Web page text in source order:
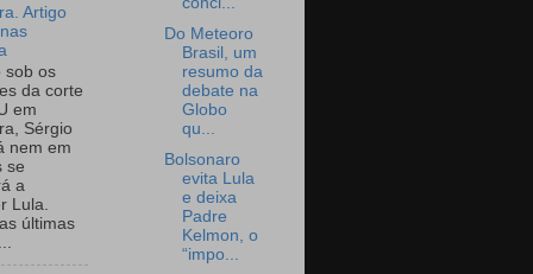
Artigo
sob os
da corte
em
Sérgio
nem em
se
a
Lula.
últimas
Do Meteoro
Brasil, um
resumo da
debate na
Globo
qu...
Bolsonaro
evita Lula
e deixa
Padre
Kelmon, o
“impo...